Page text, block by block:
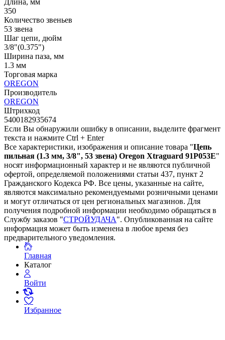
Длина, мм
350
Количество звеньев
53 звена
Шаг цепи, дюйм
3/8"(0.375")
Ширина паза, мм
1.3 мм
Торговая марка
OREGON
Производитель
OREGON
Штрихкод
5400182935674
Если Вы обнаружили ошибку в описании, выделите фрагмент
текста и нажмите Ctrl + Enter
Все характеристики, изображения и описание товара "Цепь
пильная (1.3 мм, 3/8", 53 звена) Oregon Xtraguard 91P053E"
носят информационный характер и не являются публичной
офертой, определяемой положениями статьи 437, пункт 2
Гражданского Кодекса РФ. Все цены, указанные на сайте,
являются максимально рекомендуемыми розничными ценами
и могут отличаться от цен региональных магазинов. Для
получения подробной информации необходимо обращаться в
Службу заказов "СТРОЙУДАЧА". Опубликованная на сайте
информация может быть изменена в любое время без
предварительного уведомления.
Главная
Каталог
Войти
Избранное